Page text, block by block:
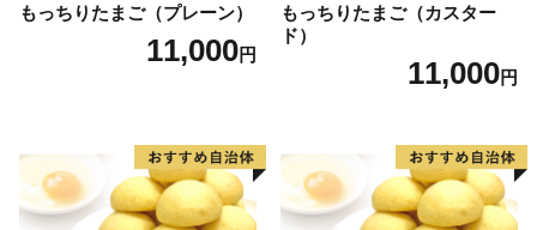
もっちりたまご（プレーン）
11,000円
もっちりたまご（カスター
ド）
11,000円